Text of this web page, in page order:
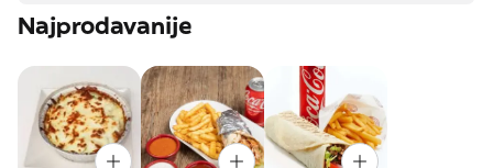
Najprodavanije